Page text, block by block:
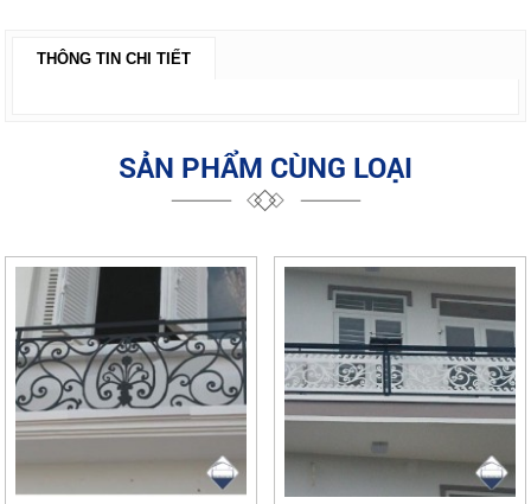
THÔNG TIN CHI TIẾT
SẢN PHẨM CÙNG LOẠI